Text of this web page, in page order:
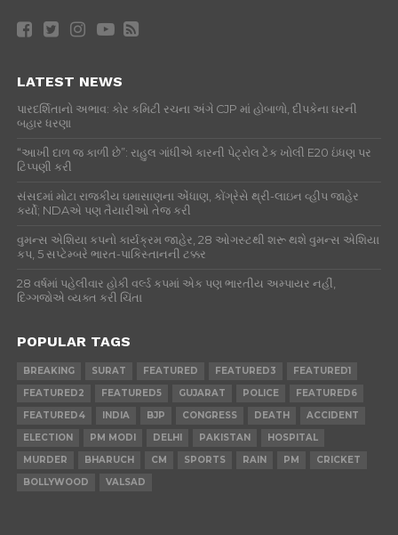
LATEST NEWS
પારદર્શિતાનો અભાવ: કોર કમિટી રચના અંગે CJP માં હોબાળો, દીપકેના ઘરની
બહાર ધરણા
“આખી દાળ જ કાળી છે”: રાહુલ ગાંધીએ કારની પેટ્રોલ ટેંક ખોલી E20 ઇંધણ પર
ટિપ્પણી કરી
સંસદમાં મોટા રાજકીય ઘમાસાણના એંધાણ, કોંગ્રેસે થ્રી-લાઇન વ્હીપ જાહેર
કર્યો; NDAએ પણ તૈયારીઓ તેજ કરી
વુમન્સ એશિયા કપનો કાર્યક્રમ જાહેર, 28 ઓગસ્ટથી શરૂ થશે વુમન્સ એશિયા
કપ, 5 સપ્ટેમ્બરે ભારત-પાકિસ્તાનની ટક્કર
28 વર્ષમાં પહેલીવાર હોકી વર્લ્ડ કપમાં એક પણ ભારતીય અમ્પાયર નહીં,
દિગ્ગજોએ વ્યક્ત કરી ચિંતા
POPULAR TAGS
BREAKING SURAT FEATURED FEATURED3
FEATURED1
FEATURED2
FEATURED5 GUJARAT POLICE
FEATURED6
FEATURED4
INDIA BJP CONGRESS DEATH
ACCIDENT
ELECTION
PM MODI DELHI PAKISTAN
HOSPITAL
MURDER
BHARUCH CM SPORTS RAIN PM
CRICKET
BOLLYWOOD
VALSAD